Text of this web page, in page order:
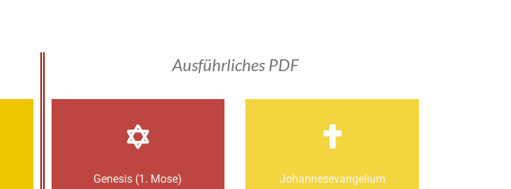
Ausführliches PDF
Genesis (1. Mose) Johannes­­evangelium